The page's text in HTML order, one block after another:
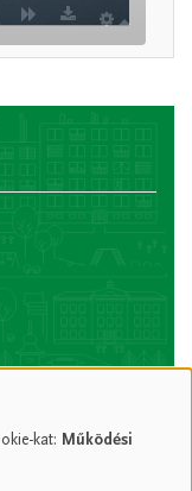
kat: Működési